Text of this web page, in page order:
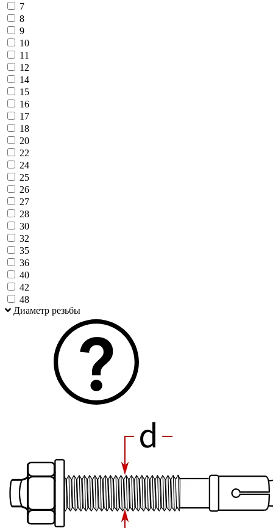
7
8
9
10
11
12
14
15
16
17
18
20
22
24
25
26
27
28
30
32
35
36
40
42
48
Диаметр резьбы